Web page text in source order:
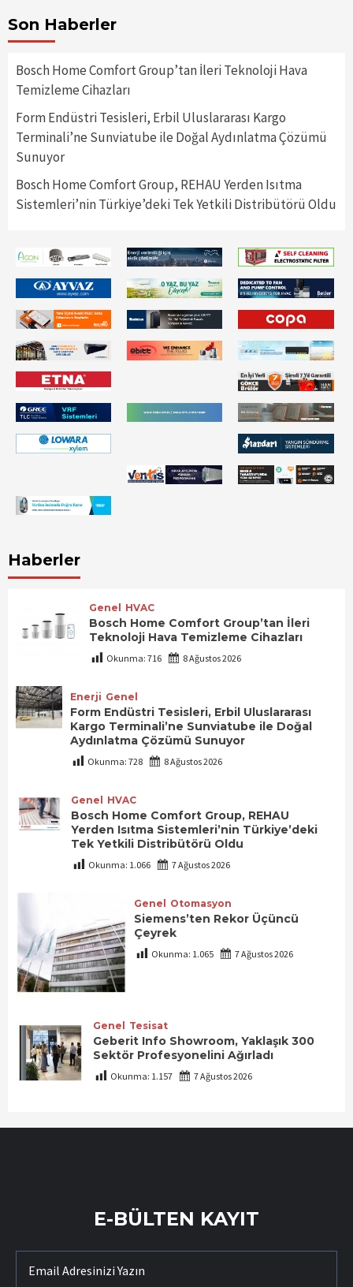
Son Haberler
Bosch Home Comfort Group’tan İleri Teknoloji Hava
Temizleme Cihazları
Form Endüstri Tesisleri, Erbil Uluslararası Kargo
Terminali’ne Sunviatube ile Doğal Aydınlatma Çözümü
Sunuyor
Bosch Home Comfort Group, REHAU Yerden Isıtma
Sistemleri’nin Türkiye’deki Tek Yetkili Distribütörü Oldu
Haberler
Genel HVAC
Bosch Home Comfort Group’tan İleri
Teknoloji Hava Temizleme Cihazları
Okunma: 716 8 Ağustos 2026
Enerji Genel
Form Endüstri Tesisleri, Erbil Uluslararası
Kargo Terminali’ne Sunviatube ile Doğal
Aydınlatma Çözümü Sunuyor
Okunma: 728 8 Ağustos 2026
Genel HVAC
Bosch Home Comfort Group, REHAU
Yerden Isıtma Sistemleri’nin Türkiye’deki
Tek Yetkili Distribütörü Oldu
Okunma: 1.066 7 Ağustos 2026
Genel Otomasyon
Siemens’ten Rekor Üçüncü
Çeyrek
Okunma: 1.065 7 Ağustos 2026
Genel Tesisat
Geberit Info Showroom, Yaklaşık 300
Sektör Profesyonelini Ağırladı
Okunma: 1.157 7 Ağustos 2026
E-BÜLTEN KAYIT